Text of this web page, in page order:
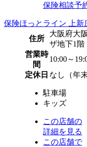
保険相談予
保険ほっとライン 上新
住所
大阪府大
ザ地下1階
営業時
間
10:00～
定休日 なし（年
駐車場
キッズ
この店舗の
詳細を見る
この店舗で